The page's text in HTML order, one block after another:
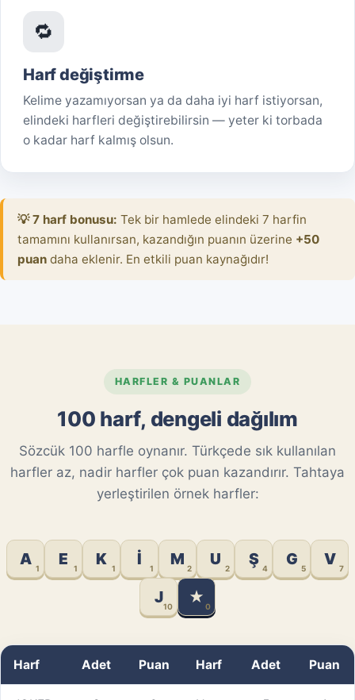
🔁
Harf değiştirme
Kelime yazamıyorsan ya da daha iyi harf istiyorsan,
elindeki harfleri değiştirebilirsin — yeter ki torbada
o kadar harf kalmış olsun.
💡 7 harf bonusu: Tek bir hamlede elindeki 7 harfin
tamamını kullanırsan, kazandığın puanın üzerine +50
puan daha eklenir. En etkili puan kaynağıdır!
HARFLER & PUANLAR
100 harf, dengeli dağılım
Sözcük 100 harfle oynanır. Türkçede sık kullanılan
harfler az, nadir harfler çok puan kazandırır. Tahtaya
yerleştirilen örnek harfler:
A
1
E
1
K
1
İ
1
M
2
U
2
Ş
4
G
5
V
7
J
10
★
0
Harf Adet Puan Harf Adet Puan